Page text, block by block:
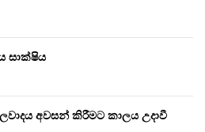
සාක්ෂිය
අවසන් කිරීමට කාලය උදාවී